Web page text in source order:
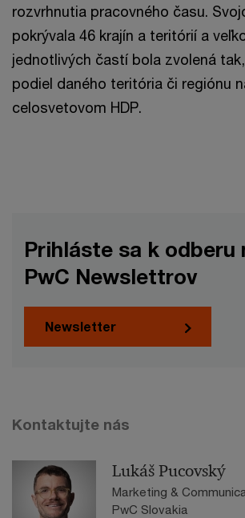
rozvrhnutia pracovného času.
pokrývala 46 krajín a teritórií a
jednotlivých častí bola zvolená
podiel daného teritória či regiónu
celosvetovom HDP.
Prihláste sa k odberu
PwC Newslettrov
Newsletter
Kontaktujte nás
Lukáš Pucovský
Marketing &
PwC Slovakia